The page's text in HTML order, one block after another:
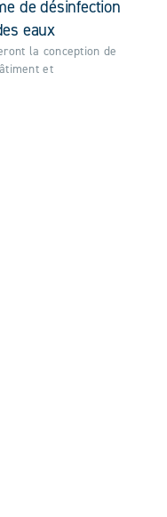
de désinfection
eaux
la conception de
et